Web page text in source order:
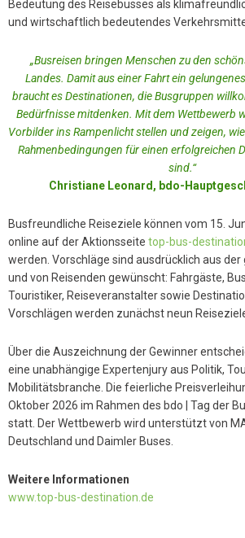
Bedeutung des Reisebusses als
und wirtschaftlich bedeutendes
„Busreisen bringen Menschen zu den
Landes. Damit aus einer Fahrt ein
braucht es Destinationen, die Busgruppen
Bedürfnisse mitdenken. Mit dem Wettbewerb
Vorbilder ins Rampenlicht stellen und zeigen,
Rahmenbedingungen für einen erfolgreichen
sind.“
Christiane Leonard, bdo-
Busfreundliche Reiseziele können vom 15.
online auf der Aktionsseite top-bus-
werden. Vorschläge sind ausdrücklich aus
und von Reisenden gewünscht: Fahrgäste,
Touristiker, Reiseveranstalter sowie
Vorschlägen werden zunächst neun
Über die Auszeichnung der Gewinner
eine unabhängige Expertenjury aus Politik,
Mobilitätsbranche. Die feierliche
Oktober 2026 im Rahmen des bdo | Tag der
statt. Der Wettbewerb wird unterstützt von
Deutschland und Daimler Buses.
Weitere Informationen
www.top-bus-destination.de